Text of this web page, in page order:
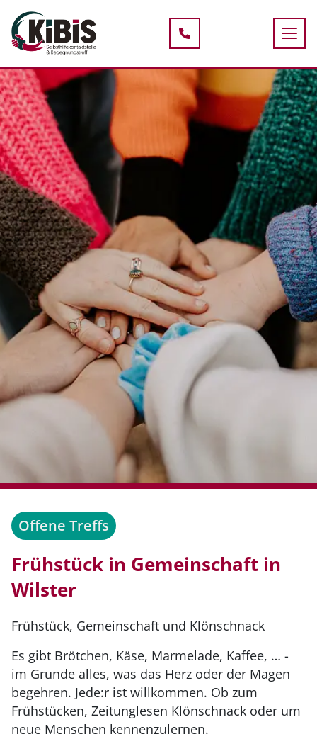
Offene Treffs
Frühstück in Gemeinschaft in
Wilster
Frühstück, Gemeinschaft und Klönschnack
Es gibt Brötchen, Käse, Marmelade, Kaffee, … -
im Grunde alles, was das Herz oder der Magen
begehren. Jede:r ist willkommen. Ob zum
Frühstücken, Zeitunglesen Klönschnack oder um
neue Menschen kennenzulernen.